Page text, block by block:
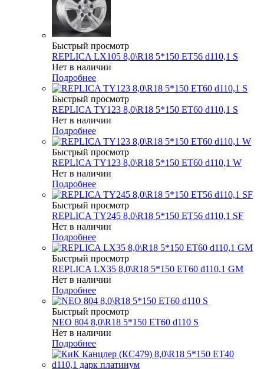
Быстрый просмотр
REPLICA LX105 8,0\R18 5*150 ET56 d110,1 S
Нет в наличии
Подробнее
Быстрый просмотр
REPLICA TY123 8,0\R18 5*150 ET60 d110,1 S
Нет в наличии
Подробнее
Быстрый просмотр
REPLICA TY123 8,0\R18 5*150 ET60 d110,1 W
Нет в наличии
Подробнее
Быстрый просмотр
REPLICA TY245 8,0\R18 5*150 ET56 d110,1 SF
Нет в наличии
Подробнее
Быстрый просмотр
REPLICA LX35 8,0\R18 5*150 ET60 d110,1 GM
Нет в наличии
Подробнее
Быстрый просмотр
NEO 804 8,0\R18 5*150 ET60 d110 S
Нет в наличии
Подробнее